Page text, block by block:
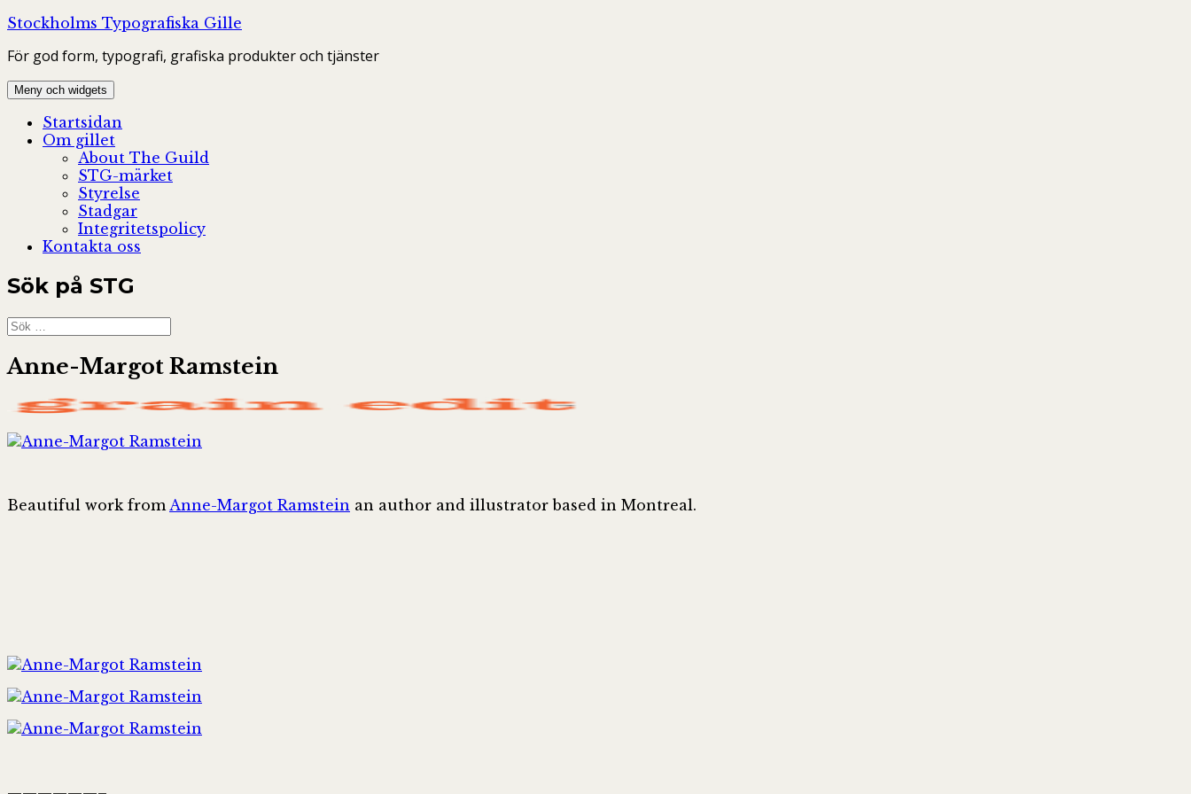
Hoppa
innehåll
Stockholms Typografiska Gille
För god form, typografi, grafiska produkter och tjänster
Meny och widgets
Startsidan
Om gillet
About The Guild
STG-märket
Styrelse
Stadgar
Integritetspolicy
Kontakta oss
Sök på STG
Sök
efter:
Anne-Margot Ramstein
Beautiful work from Anne-Margot Ramstein an author and illustrator based in Montreal.